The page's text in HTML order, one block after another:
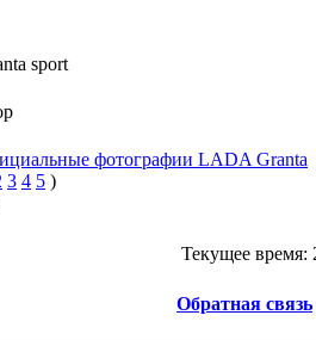
sport
фотографии LADA Granta
3 4 5 )
Текущее время:
Обратная связь